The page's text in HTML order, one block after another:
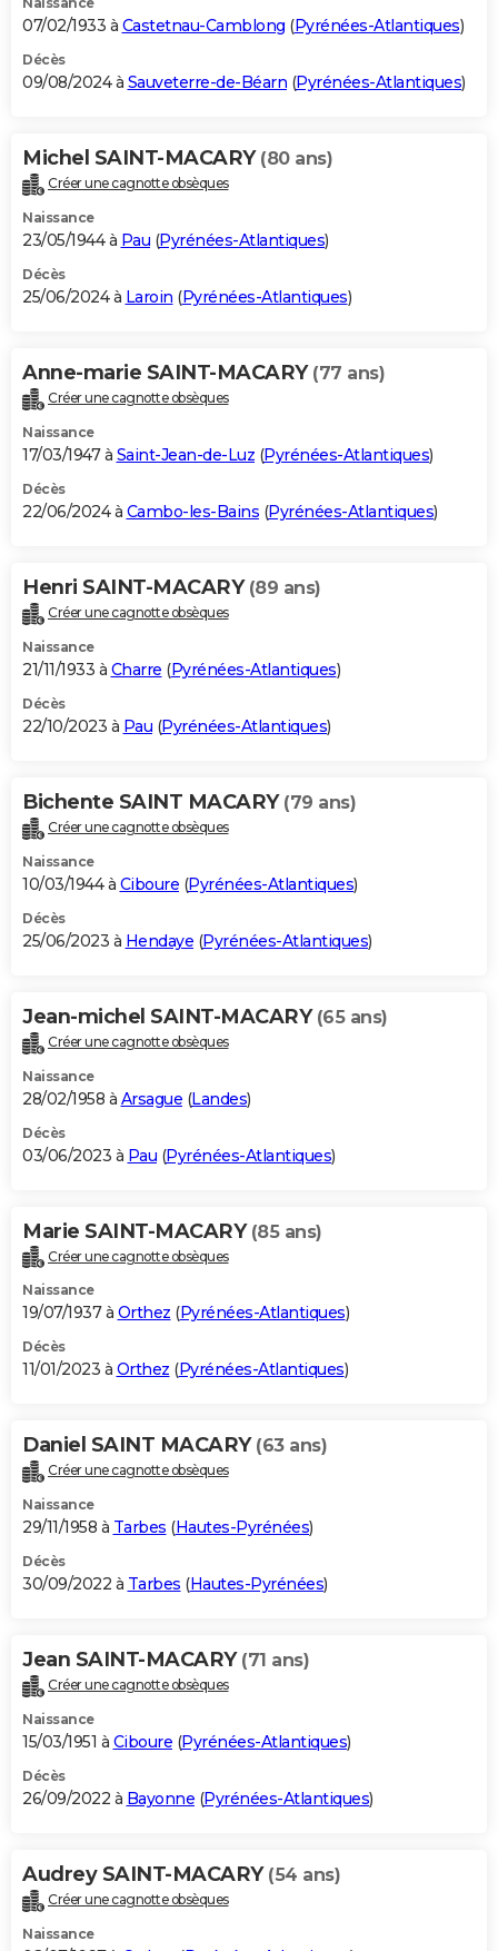
07/02/1933 à Castetnau-Camblong (Pyrénées-Atlantiques)
Décès
09/08/2024 à Sauveterre-de-Béarn (Pyrénées-Atlantiques)
Michel SAINT-MACARY (80 ans)
Créer une cagnotte obsèques
Naissance
23/05/1944 à Pau (Pyrénées-Atlantiques)
Décès
25/06/2024 à Laroin (Pyrénées-Atlantiques)
Anne-marie SAINT-MACARY (77 ans)
Créer une cagnotte obsèques
Naissance
17/03/1947 à Saint-Jean-de-Luz (Pyrénées-Atlantiques)
Décès
22/06/2024 à Cambo-les-Bains (Pyrénées-Atlantiques)
Henri SAINT-MACARY (89 ans)
Créer une cagnotte obsèques
Naissance
21/11/1933 à Charre (Pyrénées-Atlantiques)
Décès
22/10/2023 à Pau (Pyrénées-Atlantiques)
Bichente SAINT MACARY (79 ans)
Créer une cagnotte obsèques
Naissance
10/03/1944 à Ciboure (Pyrénées-Atlantiques)
Décès
25/06/2023 à Hendaye (Pyrénées-Atlantiques)
Jean-michel SAINT-MACARY (65 ans)
Créer une cagnotte obsèques
Naissance
28/02/1958 à Arsague (Landes)
Décès
03/06/2023 à Pau (Pyrénées-Atlantiques)
Marie SAINT-MACARY (85 ans)
Créer une cagnotte obsèques
Naissance
19/07/1937 à Orthez (Pyrénées-Atlantiques)
Décès
11/01/2023 à Orthez (Pyrénées-Atlantiques)
Daniel SAINT MACARY (63 ans)
Créer une cagnotte obsèques
Naissance
29/11/1958 à Tarbes (Hautes-Pyrénées)
Décès
30/09/2022 à Tarbes (Hautes-Pyrénées)
Jean SAINT-MACARY (71 ans)
Créer une cagnotte obsèques
Naissance
15/03/1951 à Ciboure (Pyrénées-Atlantiques)
Décès
26/09/2022 à Bayonne (Pyrénées-Atlantiques)
Audrey SAINT-MACARY (54 ans)
Créer une cagnotte obsèques
Naissance